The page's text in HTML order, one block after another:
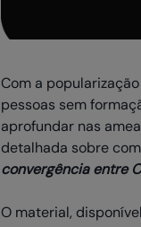
Com a
pessoas sem
aprofundar nas
detalhada sobre
convergência entre
O material,